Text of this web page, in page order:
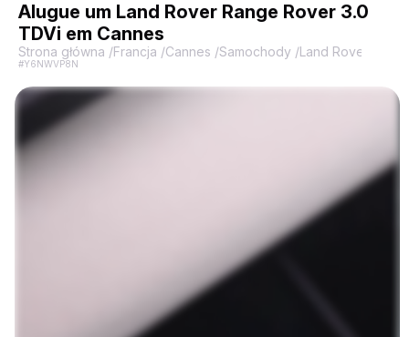
Alugue um Land Rover Range Rover 3.0
TDVi em Cannes
Strona główna /Francja /Cannes /Samochody /Land Rover
#Y6NWVP8N